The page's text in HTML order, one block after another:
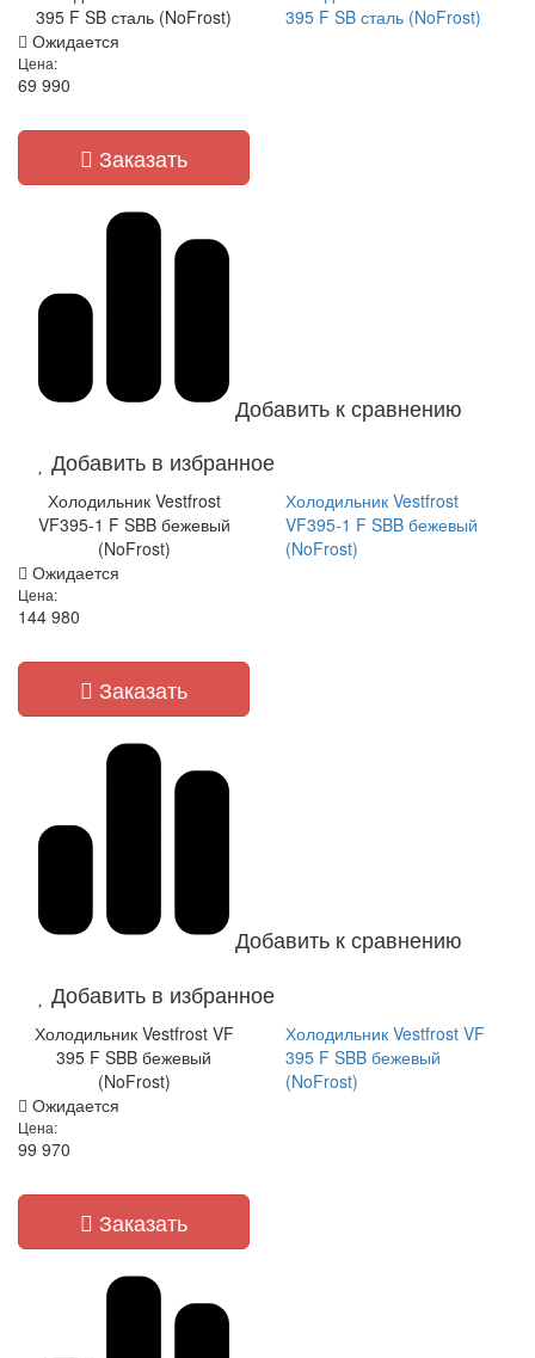
395 F SB сталь (NoFrost)
395 F SB сталь (NoFrost)
Ожидается
Цена:
69 990
Заказать
Добавить к сравнению
Добавить в избранное
Холодильник Vestfrost
VF395-1 F SBB бежевый
(NoFrost)
Холодильник Vestfrost
VF395-1 F SBB бежевый
(NoFrost)
Ожидается
Цена:
144 980
Заказать
Добавить к сравнению
Добавить в избранное
Холодильник Vestfrost VF
395 F SBB бежевый
(NoFrost)
Холодильник Vestfrost VF
395 F SBB бежевый
(NoFrost)
Ожидается
Цена:
99 970
Заказать